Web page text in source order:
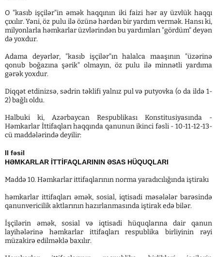
O "kasıb işçilər"in əmək haqqının iki faizi hər ay üzvlük haqqı
çıxılır. Yəni, öz pulu ilə özünə hərdən bir yardım vermək. Hansı ki,
milyonlarla həmkarlar üzvlərindən bu yardımları "gördüm" deyən
də yoxdur.
Adama deyərlər, "kasıb işçilər"ın halalca maaşının "üzərinə
qonub boğazına şərik" olmayın, öz pulu ilə minnətli yardıma
gərək yoxdur.
Diqqət etdinizsə, sədrin təklifi yalnız pul və putyovka (o da ildə 1-
2) bağlı oldu.
Halbuki ki, Azərbaycan Respublikası Konstitusiyasında -
Həmkarlar İttifaqları haqqında qanunun ikinci fəsli - 10-11-12-13-
cü maddələrində deyilir:
II fəsil
HƏMKARLAR İTTİFAQLARININ ƏSAS HÜQUQLARI
Maddə 10. Həmkarlar ittifaqlarının norma yaradıcılığında iştirakı
həmkarlar ittifaqları əmək, sosial, iqtisadi məsələlər barəsində
qanunvericilik aktlarının hazırlanmasında iştirak edə bilər.
İşçilərin əmək, sosial və iqtisadi hüquqlarına dair qanun
layihələrinə həmkarlar ittifaqları respublika birliyinin rəyi
müzakirə edilməklə baxılır.